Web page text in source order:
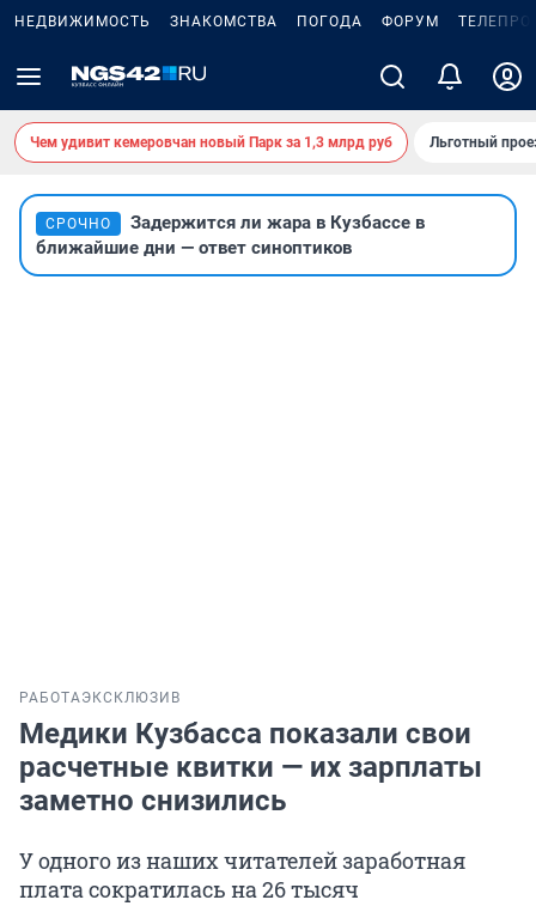
НЕДВИЖИМОСТЬ ЗНАКОМСТВА ПОГОДА ФОРУМ
Чем удивит кемеровчан новый Парк за 1,3 млрд руб Льготный
СРОЧНО
Задержится ли жара в Кузбассе в
ближайшие дни — ответ синоптиков
РАБОТАЭКСКЛЮЗИВ
Медики Кузбасса показали свои
расчетные квитки — их зарплаты
заметно снизились
У одного из наших читателей заработная
плата сократилась на 26 тысяч